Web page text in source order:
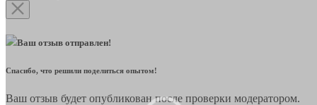
Ваш отзыв отправлен!
Спасибо, что решили поделиться опытом!
Ваш отзыв будет опубликован после проверки модератором.